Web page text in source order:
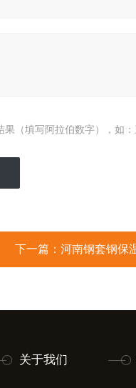
果（填写阿拉伯数字），如
下一篇： 河南钢套钢保温
关于我们